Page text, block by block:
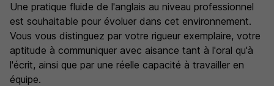
Une pratique fluide de l'anglais au niveau professionnel
est souhaitable pour évoluer dans cet environnement.
Vous vous distinguez par votre rigueur exemplaire, votre
aptitude à communiquer avec aisance tant à l'oral qu'à
l'écrit, ainsi que par une réelle capacité à travailler en
équipe.